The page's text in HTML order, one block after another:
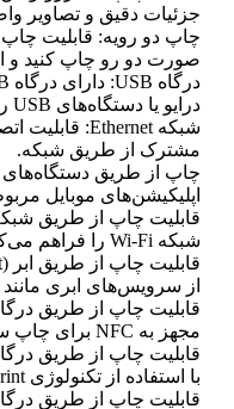
جزئیات دقیق و تصاویر
چاپ دو رویه: قابلیت چاپ
صورت دو رو چاپ کنید و
درایو یا دستگاه‌های USB را می‌دهد.
مشترک از طریق شبکه.
چاپ از طریق دستگاه‌های
اپلیکیشن‌های موبایل
شبکه Wi-Fi را فراهم می‌کند.
از سرویس‌های ابری مانند Google Cloud Print.
مجهز به NFC برای چاپ سریع و آسان.
با استفاده از تکنولوژی AirPrint.